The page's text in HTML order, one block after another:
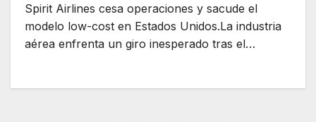
Spirit Airlines cesa operaciones y sacude el
modelo low-cost en Estados Unidos.La industria
aérea enfrenta un giro inesperado tras el…